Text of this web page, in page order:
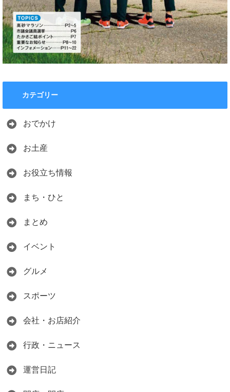
カテゴリー
おでかけ
お土産
お役立ち情報
まち・ひと
まとめ
イベント
グルメ
スポーツ
会社・お店紹介
行政・ニュース
運営日記